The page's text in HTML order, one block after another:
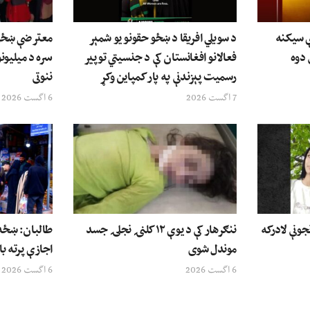
سیکنه
دوه
د سویلي افریقا د ښځو حقونو یو شمېر
فعالانو افغانستان کې د جنسیتي توپیر
رسمیت پېزندنې په پار کمپاین وکړ
7 اگست 2026
معترضې
سره د
ننوتی
6 اگست 2026
لادرکه
ننګرهار کې د یوې ۱۲ کلنۍ نجلۍ جسد
موندل شوی
6 اگست 2026
طالبان:
اجازې پرته
6 اگست 2026